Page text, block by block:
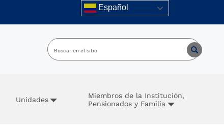
Español
Unidades
Miembros de la Institución,
Pensionados y Familia